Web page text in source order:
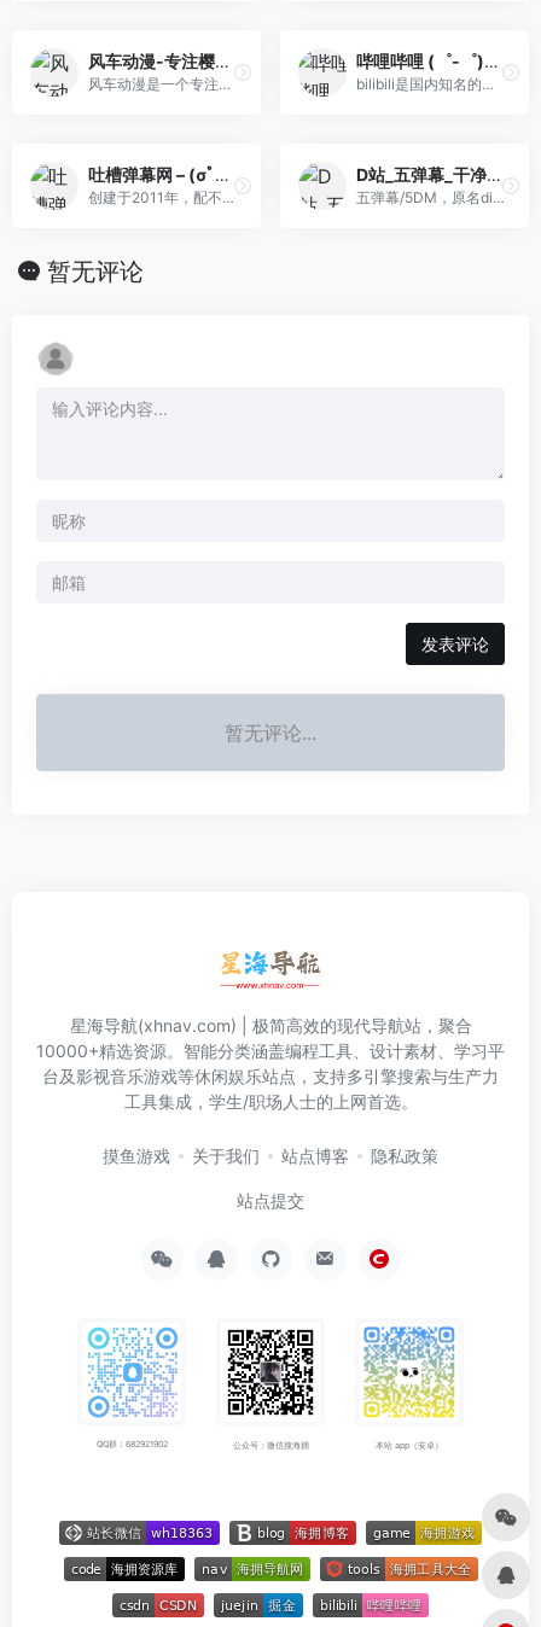
风车动漫-专注樱花动漫的门户网站-风车动漫网
风车动漫是一个专注樱花动漫...
哔哩哔哩 (゜-゜)つロ 干杯~-bilibili
bilibili是国内知名的视频弹...
吐槽弹幕网 – (σﾟдﾟ)σ输了~ tucao
创建于2011年，配不上c站这个头衔咯，堕落成小h站咯。
D站_五弹幕_干净の弹幕视频网_dilili,发射(。ﾟωﾟ)ﾉ”！
五弹幕/5DM，原名dilili/嘀哩...
暂无评论
发表评论
暂无评论...
星海导航(xhnav.com) | 极简高效的现代导航站，聚合
10000+精选资源。智能分类涵盖编程工具、设计素材、学习平
台及影视音乐游戏等休闲娱乐站点，支持多引擎搜索与生产力
工具集成，学生/职场人士的上网首选。
摸鱼游戏 关于我们 站点博客 隐私政策
站点提交
QQ群：682921902 公众号：微信搜海拥 本站 app（安卓）